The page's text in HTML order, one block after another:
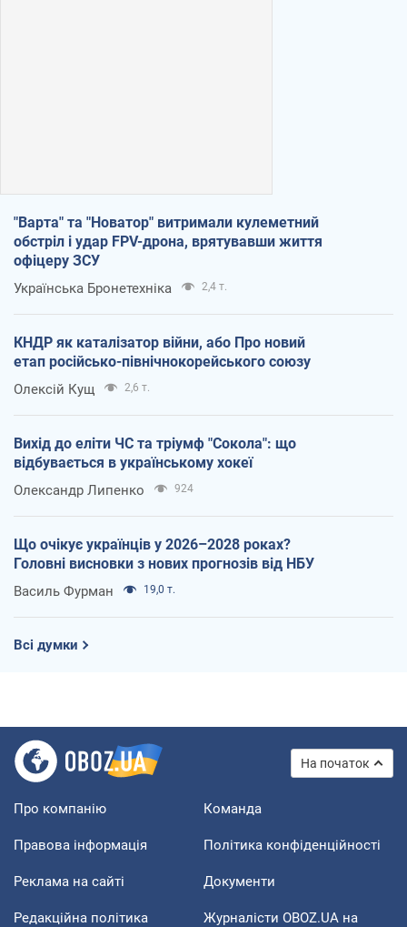
"Варта" та "Новатор" витримали кулеметний
обстріл і удар FPV-дрона, врятувавши життя
офіцеру ЗСУ
Українська Бронетехніка 2,4 т.
КНДР як каталізатор війни, або Про новий
етап російсько-північнокорейського союзу
Олексій Кущ 2,6 т.
Вихід до еліти ЧС та тріумф "Сокола": що
відбувається в українському хокеї
Олександр Липенко 924
Що очікує українців у 2026–2028 роках?
Головні висновки з нових прогнозів від НБУ
Василь Фурман 19,0 т.
Всі думки
На початок
Про компанію Команда
Правова інформація Політика конфіденційності
Реклама на сайті Документи
Редакційна політика
Журналісти OBOZ.UA на